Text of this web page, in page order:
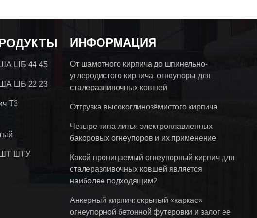
ША ШБ 44 45
ША ШБ 22 23
Т3
ШТ ШТУ
ИНФОРМАЦИЯ
От шамотного кирпича до шпинельно-
углеродистого кирпича: огнеупоры для
сталеразливочных ковшей
Отгрузка высокоглинозёмистого кирпича
Четыре типа литья электроплавленных
бакоровых огнеупоров и их применение
Какой проницаемый огнеупорный кирпич для
сталеразливочных ковшей является
наиболее подходящим?
Анкерный кирпич: скрытый «каркас»
огнеупорной бетонной футеровки и залог ее